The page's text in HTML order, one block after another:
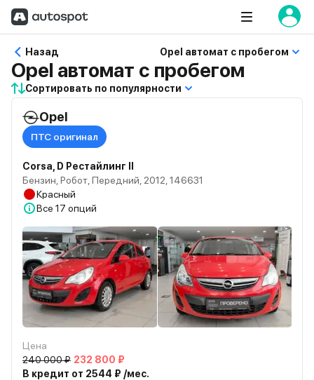
Назад Opel автомат с пробегом
Opel автомат с пробегом
Сортировать по популярности
Opel
ПТС оригинал
Corsa, D Рестайлинг II
Бензин, Робот, Передний, 2012, 146631
Красный
Все 17 опций
Цена
240 000 ₽ 232 800 ₽
В кредит от 2544 ₽ /мес.